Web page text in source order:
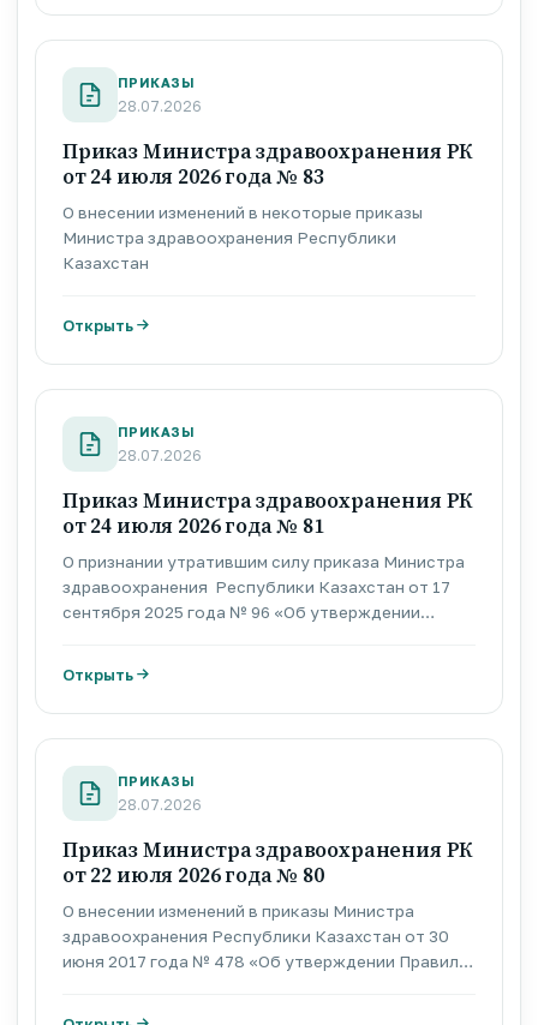
ПРИКАЗЫ
28.07.2026
Приказ Министра здравоохранения РК
от 24 июля 2026 года № 83
О внесении изменений в некоторые приказы
Министра здравоохранения Республики
Казахстан
Открыть
ПРИКАЗЫ
28.07.2026
Приказ Министра здравоохранения РК
от 24 июля 2026 года № 81
О признании утратившим силу приказа Министра
здравоохранения Республики Казахстан от 17
сентября 2025 года № 96 «Об утверждении
корпуса «Б» Министерства здравоохранения
Республики Казахстан»
Открыть
ПРИКАЗЫ
28.07.2026
Приказ Министра здравоохранения РК
от 22 июля 2026 года № 80
О внесении изменений в приказы Министра
здравоохранения Республики Казахстан от 30
июня 2017 года № 478 «Об утверждении Правил и